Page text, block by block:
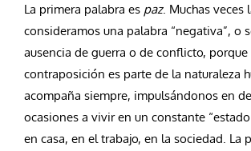
La primera palabra es paz. Muchas veces
consideramos una palabra “negativa”, o
ausencia de guerra o de conflicto, porque
contraposición es parte de la naturaleza
acompaña siempre, impulsándonos en
ocasiones a vivir en un constante
en casa, en el trabajo, en la sociedad. La